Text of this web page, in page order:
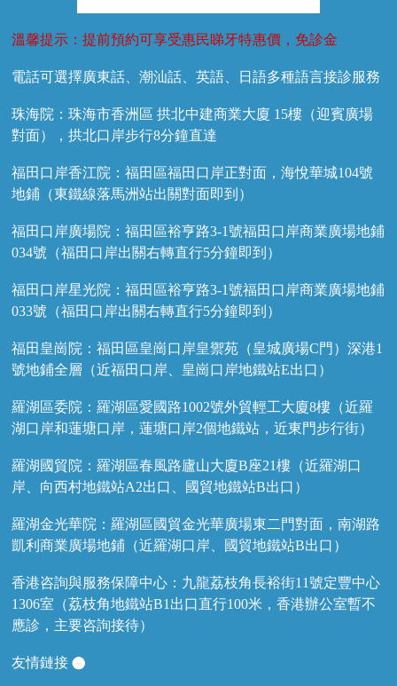
溫馨提示：提前預約可享受惠民睇牙特惠價，免診金
電話可選擇廣東話、潮汕話、英語、日語多種語言接診服務
珠海院：珠海市香洲區 拱北中建商業大廈 15樓（迎賓廣場
對面），拱北口岸步行8分鐘直達
福田口岸香江院：福田區福田口岸正對面，海悅華城104號
地鋪（東鐵線落馬洲站出關對面即到）
福田口岸廣場院：福田區裕亨路3-1號福田口岸商業廣場地鋪
034號（福田口岸出關右轉直行5分鐘即到）
福田口岸星光院：福田區裕亨路3-1號福田口岸商業廣場地鋪
033號（福田口岸出關右轉直行5分鐘即到）
福田皇崗院：福田區皇崗口岸皇禦苑（皇城廣場C門）深港1
號地鋪全層（近福田口岸、皇崗口岸地鐵站E出口）
羅湖區委院：羅湖區愛國路1002號外貿輕工大廈8樓（近羅
湖口岸和蓮塘口岸，蓮塘口岸2個地鐵站，近東門步行街）
羅湖國貿院：羅湖區春風路廬山大廈B座21樓（近羅湖口
岸、向西村地鐵站A2出口、國貿地鐵站B出口）
羅湖金光華院：羅湖區國貿金光華廣場東二門對面，南湖路
凱利商業廣場地鋪（近羅湖口岸、國貿地鐵站B出口）
香港咨詢與服務保障中心：九龍荔枝角長裕街11號定豐中心
1306室（荔枝角地鐵站B1出口直行100米，香港辦公室暫不
應診，主要咨詢接待）
友情鏈接